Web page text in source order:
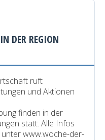
DER REGION
ruft
und Aktionen
finden in der
statt. Alle Infos
www.woche-der-